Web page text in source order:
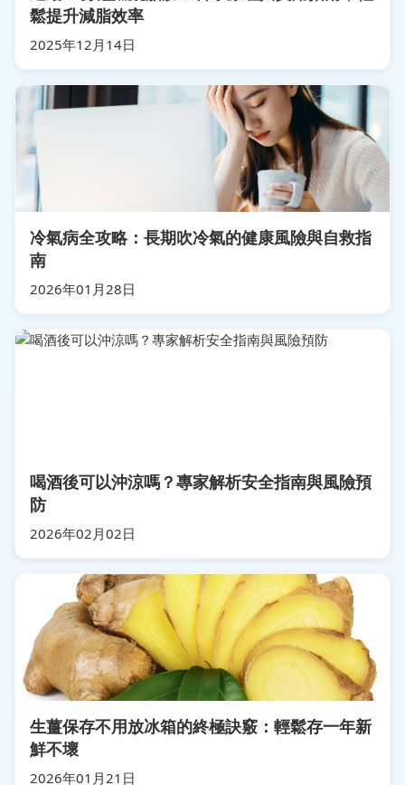
鬆提升減脂效率
2025年12月14日
冷氣病全攻略：長期吹冷氣的健康風險與自救指
南
2026年01月28日
喝酒後可以沖涼嗎？專家解析安全指南與風險預
防
2026年02月02日
生薑保存不用放冰箱的終極訣竅：輕鬆存一年新
鮮不壞
2026年01月21日